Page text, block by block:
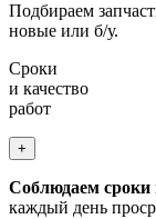
Подбираем
новые или б/у.
Сроки
и качество
работ
+
Соблюдаем сроки
каждый день